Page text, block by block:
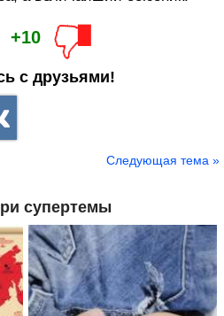
+10
с друзьями!
Следующая тема »
супертемы